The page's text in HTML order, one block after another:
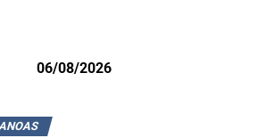
06/08/2026